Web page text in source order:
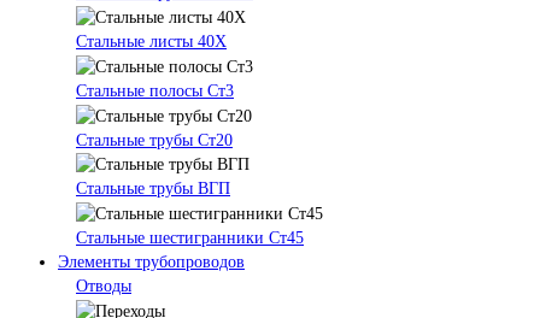
Стальные листы 40Х
Стальные полосы Ст3
Стальные трубы Ст20
Стальные трубы ВГП
Стальные шестигранники Ст45
Элементы трубопроводов
Отводы